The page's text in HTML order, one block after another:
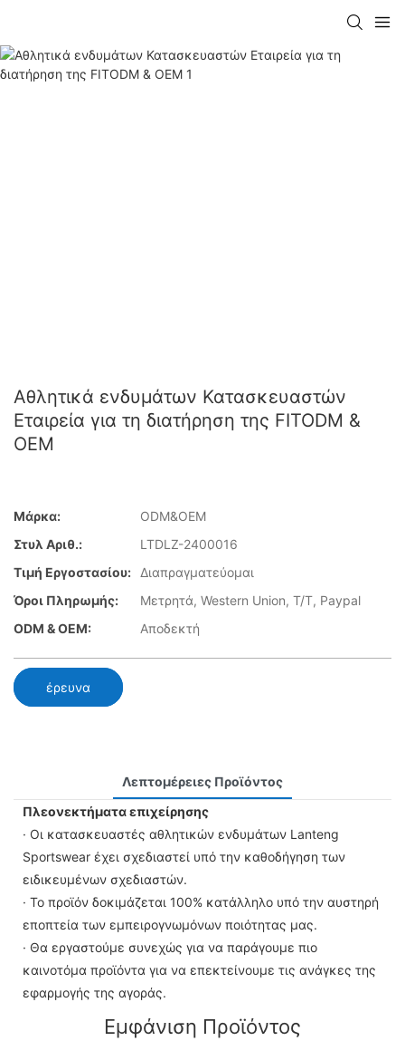
Αθλητικά ενδυμάτων Κατασκευαστών
Εταιρεία για τη διατήρηση της FITODM &
OEM
Μάρκα:
ODM&OEM
Στυλ Αριθ.:
LTDLZ-2400016
Τιμή Εργοστασίου:
Διαπραγματεύομαι
Όροι Πληρωμής:
Μετρητά, Western Union, T/T, Paypal
ODM & OEM:
Αποδεκτή
έρευνα
Λεπτομέρειες Προϊόντος
Πλεονεκτήματα επιχείρησης
· Οι κατασκευαστές αθλητικών ενδυμάτων Lanteng
Sportswear έχει σχεδιαστεί υπό την καθοδήγηση των
ειδικευμένων σχεδιαστών.
· Το προϊόν δοκιμάζεται 100% κατάλληλο υπό την αυστηρή
εποπτεία των εμπειρογνωμόνων ποιότητας μας.
· Θα εργαστούμε συνεχώς για να παράγουμε πιο
καινοτόμα προϊόντα για να επεκτείνουμε τις ανάγκες της
εφαρμογής της αγοράς.
Εμφάνιση Προϊόντος